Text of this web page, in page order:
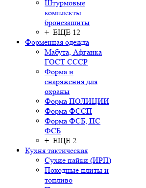
Штурмовые
комплекты
бронезащиты
+ ЕЩЕ 12
Форменная одежда
Мабута, Афганка
ГОСТ СССР
Форма и
снаряжения для
охраны
Форма ПОЛИЦИИ
Форма ФССП
Форма ФСБ, ПС
ФСБ
+ ЕЩЕ 2
Кухня тактическая
Сухие пайки (ИРП)
Походные плиты и
топливо